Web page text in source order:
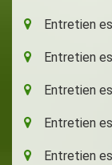
Entretien
Entretien
Entretien
Entretien
Entretien